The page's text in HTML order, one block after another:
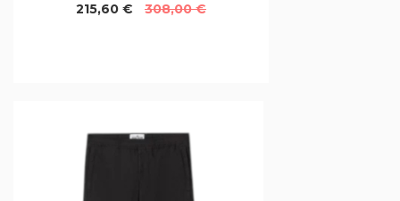
215,60 €
308,00 €